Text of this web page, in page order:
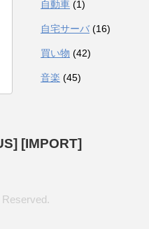
自動車 (1)
自宅サーバ(16)
買い物 (42)
音楽 (45)
[IMPORT]